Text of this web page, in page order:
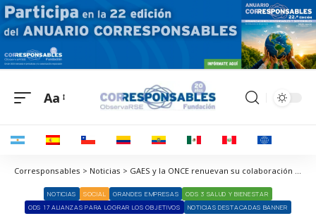
Aa
Corresponsables > Noticias > GAES y la ONCE renuevan su colaboración para mejorar la vida de las personas con dificultades económicas
NOTICIAS SOCIAL GRANDES EMPRESAS
ODS 3 SALUD Y BIENESTAR
ODS 17 ALIANZAS PARA LOGRAR LOS OBJETIVOS
NOTICIAS DESTACADAS BANNER